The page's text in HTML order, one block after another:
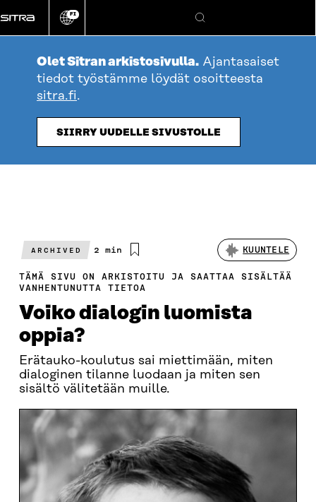
suoraan
sisältöön
Vaihda
kieli
FI
Hae
Olet Sitran arkistosivulla. Ajantasaiset
tiedot työstämme löydät osoitteesta
sitra.fi.
SIIRRY UUDELLE SIVUSTOLLE
ARCHIVED
Arvioitu
2 min KUUNTELE
TÄMÄ SIVU ON ARKISTOITU JA SAATTAA SISÄLTÄÄ
VANHENTUNUTTA TIETOA
Voiko dialogin luomista
oppia?
Erätauko-koulutus sai miettimään, miten
dialoginen tilanne luodaan ja miten sen
sisältö välitetään muille.